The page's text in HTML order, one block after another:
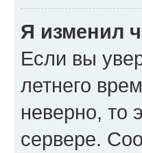
Я изменил
Если вы
летнего
неверно, то
сервере.